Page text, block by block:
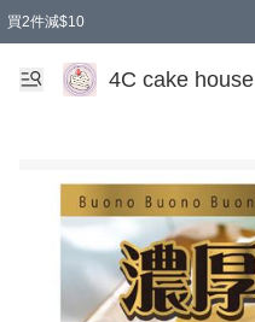
買2件減$10
任選兩件減$10
買兩盒減$10
買兩件減$10
買2件減$10
4C cake house